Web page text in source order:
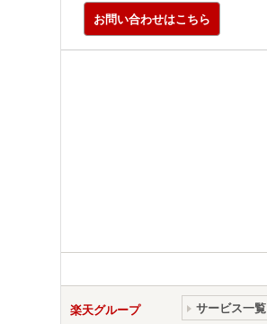
お問い合わせはこちら
楽天グループ サービス一覧